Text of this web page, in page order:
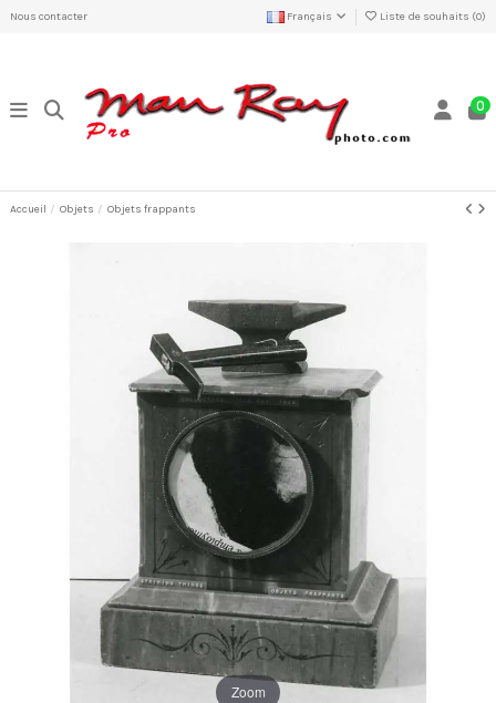
Nous contacter Français Liste de souhaits (0)
0
Accueil Objets Objets frappants
Zoom